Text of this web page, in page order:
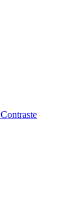
Contraste